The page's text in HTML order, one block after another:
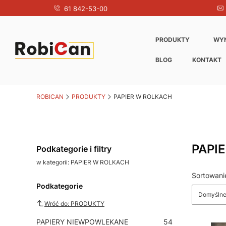
61 842-53-00
PRODUKTY
BLOG KONTAKT
ROBICAN PRODUKTY PAPIER W ROLKACH
Podkategorie i filtry
w kategorii: PAPIER W ROLKACH
Podkategorie
Wróć do: PRODUKTY
PAPIERY NIEWPOWLEKANE
54
Lista
Domyślne